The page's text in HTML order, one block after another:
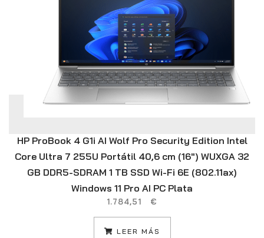
HP ProBook 4 G1i AI Wolf Pro Security Edition Intel
Core Ultra 7 255U Portátil 40,6 cm (16″) WUXGA 32
GB DDR5-SDRAM 1 TB SSD Wi-Fi 6E (802.11ax)
Windows 11 Pro AI PC Plata
1.784,51 €
LEER MÁS